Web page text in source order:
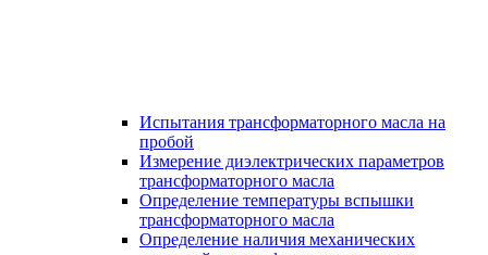
Испытания трансформаторного масла на
пробой
Измерение диэлектрических параметров
трансформаторного масла
Определение температуры вспышки
трансформаторного масла
Определение наличия механических